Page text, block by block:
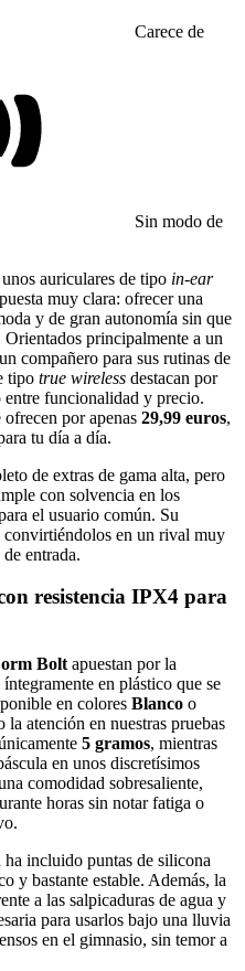
Carece de
Sin modo de
auriculares de tipo in-ear
muy clara: ofrecer una
y de gran autonomía sin que
principalmente a un
compañero para sus rutinas de
tipo true wireless destacan por
funcionalidad y precio.
por apenas 29,99 euros,
tu día a día.
de extras de gama alta, pero
con solvencia en los
el usuario común. Su
convirtiéndolos en un rival muy
entrada.
resistencia IPX4 para
Bolt apuestan por la
en plástico que se
en colores Blanco o
atención en nuestras pruebas
5 gramos, mientras
en unos discretísimos
comodidad sobresaliente,
horas sin notar fatiga o
incluido puntas de silicona
y bastante estable. Además, la
a las salpicaduras de agua y
para usarlos bajo una lluvia
en el gimnasio, sin temor a